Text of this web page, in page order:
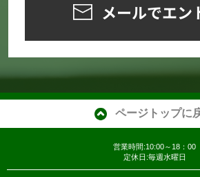
メールでエン
ページトップに
営業時間:10:00～18：00
定休日:毎週水曜日